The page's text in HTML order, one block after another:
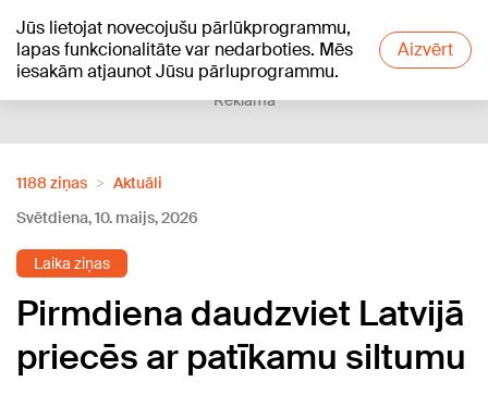
Jūs lietojat novecojušu pārlūkprogrammu,
lapas funkcionalitāte var nedarboties. Mēs
iesakām atjaunot Jūsu pārluprogrammu.
Aizvērt
+21°C
Reklāma
1188 ziņas
Aktuāli
Svētdiena, 10. maijs, 2026
Laika ziņas
Pirmdiena daudzviet Latvijā
priecēs ar patīkamu siltumu